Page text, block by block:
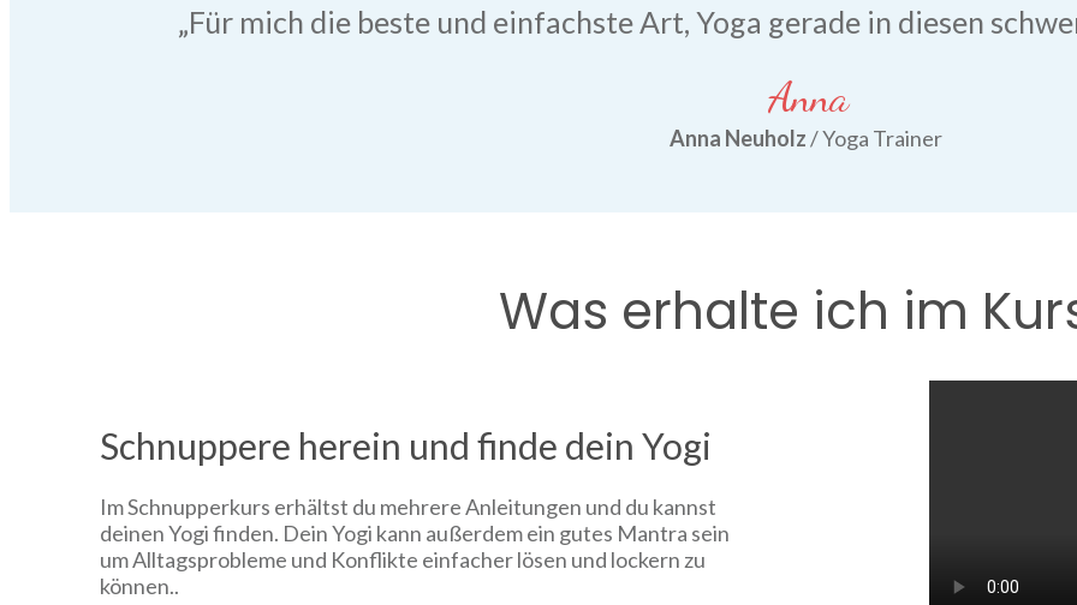
„Für mich die beste und einfachste Art, Yoga gerade in diesen
Anna
Anna Neuholz/ Yoga Trainer
Was erhalte ich im
Schnuppere herein und finde dein Yogi
Im Schnupperkurs erhältst du mehrere Anleitungen und du kannst
deinen Yogi finden. Dein Yogi kann außerdem ein gutes Mantra sein
um Alltagsprobleme und Konflikte einfacher lösen und lockern zu
können..